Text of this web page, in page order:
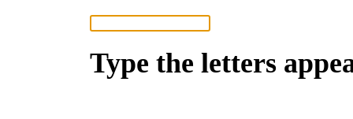
Type the letters